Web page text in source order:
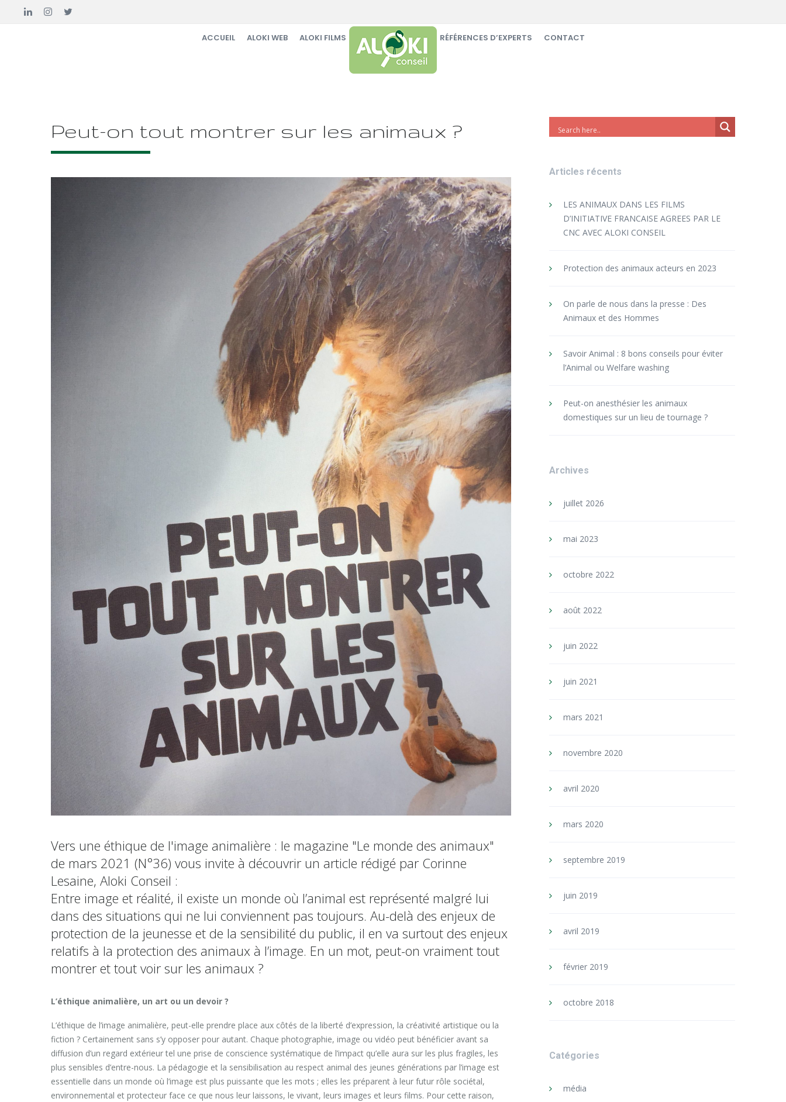
ACCUEIL ALOKI WEB ALOKI FILMS ALOKI AUDITS RSE RÉFÉRENCES D’EXPERTS CONTACT
Peut-on tout montrer sur les animaux ?
Vers une éthique de l'image animalière : le magazine "Le monde des animaux"
de mars 2021 (N°36) vous invite à découvrir un article rédigé par Corinne
Lesaine, Aloki Conseil :
Entre image et réalité, il existe un monde où l’animal est représenté malgré lui
dans des situations qui ne lui conviennent pas toujours. Au-delà des enjeux de
protection de la jeunesse et de la sensibilité du public, il en va surtout des enjeux
relatifs à la protection des animaux à l’image. En un mot, peut-on vraiment tout
montrer et tout voir sur les animaux ?
L’éthique animalière, un art ou un devoir ?
L’éthique de l’image animalière, peut-elle prendre place aux côtés de la liberté d’expression, la créativité artistique ou la
fiction ? Certainement sans s’y opposer pour autant. Chaque photographie, image ou vidéo peut bénéficier avant sa
diffusion d’un regard extérieur tel une prise de conscience systématique de l’impact qu’elle aura sur les plus fragiles, les
plus sensibles d’entre-nous. La pédagogie et la sensibilisation au respect animal des jeunes générations par l’image est
essentielle dans un monde où l’image est plus puissante que les mots ; elles les préparent à leur futur rôle sociétal,
environnemental et protecteur face ce que nous leur laissons, le vivant, leurs images et leurs films. Pour cette raison,
Articles récents
LES ANIMAUX DANS LES FILMS
D’INITIATIVE FRANCAISE AGREES PAR LE
CNC AVEC ALOKI CONSEIL
Protection des animaux acteurs en 2023
On parle de nous dans la presse : Des
Animaux et des Hommes
Savoir Animal : 8 bons conseils pour éviter
l’Animal ou Welfare washing
Peut-on anesthésier les animaux
domestiques sur un lieu de tournage ?
Archives
juillet 2026
mai 2023
octobre 2022
août 2022
juin 2022
juin 2021
mars 2021
novembre 2020
avril 2020
mars 2020
septembre 2019
juin 2019
avril 2019
février 2019
octobre 2018
Catégories
média